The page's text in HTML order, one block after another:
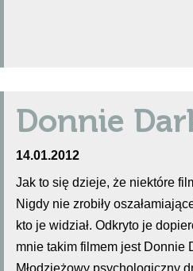
Donnie
14.01.2012
Jak to się dzieje, że niektóre
Nigdy nie zrobiły
kto je widział. Odkryto je
mnie takim filmem jest Donnie
Młodzieżowy psychologiczny